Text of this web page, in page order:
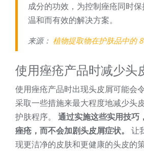
成分的功效，为控制痤疮同时
温和而有效的解决方案。
来源： 植物提取物在护肤品中的
使用痤疮产品时减少头
使用痤疮产品时出现头皮屑可能会
采取一些措施来最大程度地减少头
护肤程序。 通过实施这些实用技巧
痤疮，而不会加剧头皮屑症状。
让
现更洁净的皮肤和更健康的头皮的策